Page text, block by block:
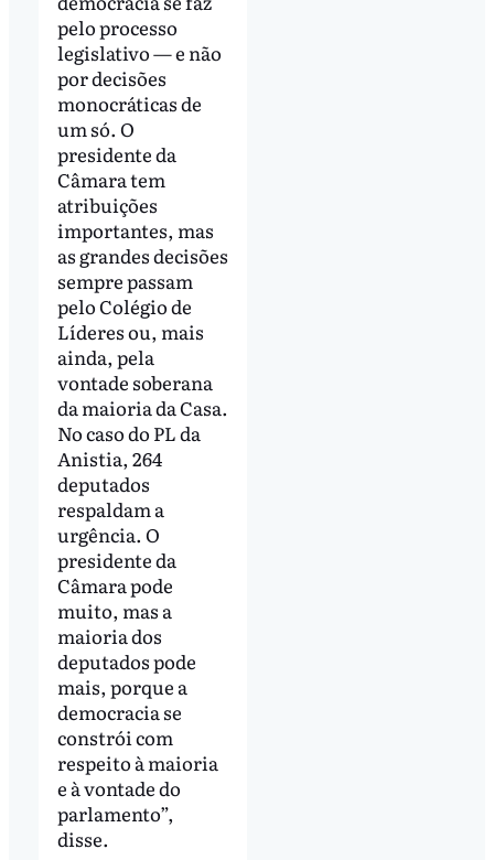
pelo processo
legislativo — e não
por decisões
monocráticas de
um só. O
presidente da
Câmara tem
atribuições
importantes, mas
as grandes decisões
sempre passam
pelo Colégio de
Líderes ou, mais
ainda, pela
vontade soberana
da maioria da Casa.
No caso do PL da
Anistia, 264
deputados
respaldam a
urgência. O
presidente da
Câmara pode
muito, mas a
maioria dos
deputados pode
mais, porque a
democracia se
constrói com
respeito à maioria
e à vontade do
parlamento”,
disse.